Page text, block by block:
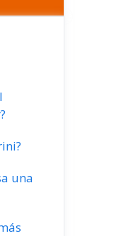
una